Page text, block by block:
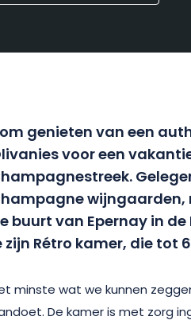
genieten van een
voor een
wijngaarden,
buurt van Epernay in
zijn Rétro kamer, die tot
minste wat we kunnen
De kamer is met zorg